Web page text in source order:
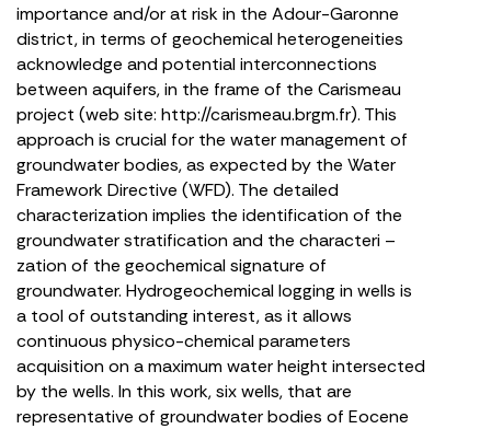
importance and/or at risk in the Adour-Garonne
district, in terms of geochemical heterogeneities
acknowledge and potential interconnections
between aquifers, in the frame of the Carismeau
project (web site: http://carismeau.brgm.fr). This
approach is crucial for the water management of
groundwater bodies, as expected by the Water
Framework Directive (WFD). The detailed
characterization implies the identification of the
groundwater stratification and the characteri –
zation of the geochemical signature of
groundwater. Hydrogeochemical logging in wells is
a tool of outstanding interest, as it allows
continuous physico-chemical parameters
acquisition on a maximum water height intersected
by the wells. In this work, six wells, that are
representative of groundwater bodies of Eocene